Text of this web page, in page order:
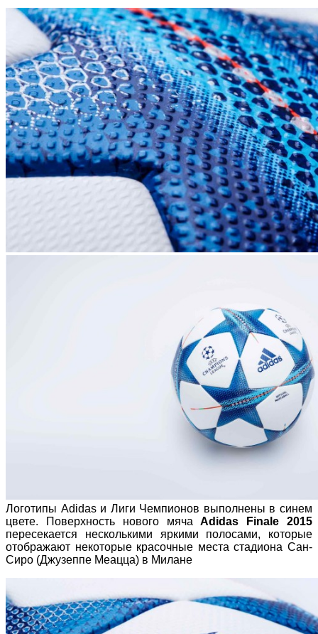
Логотипы Adidas и Лиги Чемпионов выполнены в синем
цвете. Поверхность нового мячаAdidas Finale 2015
пересекается несколькими яркими полосами, которые
отображают некоторые красочные места стадиона Сан-
Сиро (Джузеппе Меацца) в Милане